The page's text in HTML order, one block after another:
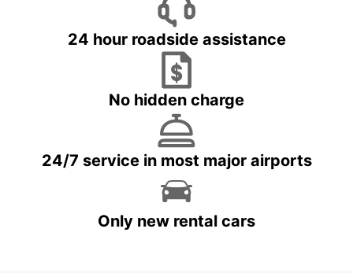
24 hour roadside assistance
No hidden charge
24/7 service in most major airports
Only new rental cars